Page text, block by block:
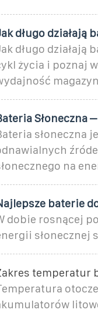
długo działają
długo działają
życia i poznaj
Słoneczna
słoneczna
na
baterie
dobie rosnącej
słonecznej
temperatur